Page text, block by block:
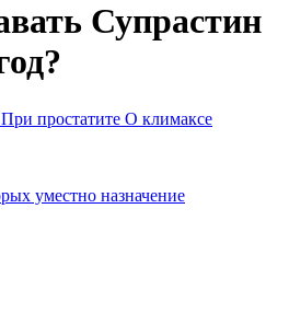
Супрастин
При простатите О климаксе
уместно назначение